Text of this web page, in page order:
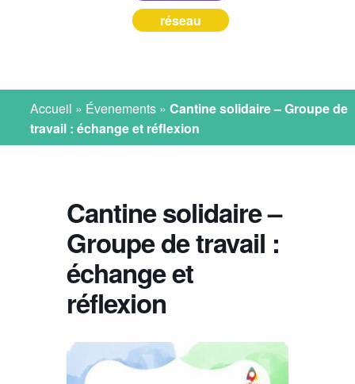
réseau
Accueil » Évenements »Cantine solidaire – Groupe de
travail : échange et réflexion
Cantine solidaire –
Groupe de travail :
échange et
réflexion